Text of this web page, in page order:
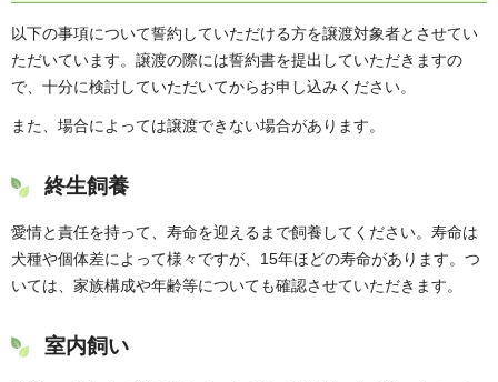
以下の事項について誓約していただける方を譲渡対象者とさせてい
ただいています。譲渡の際には誓約書を提出していただきますの
で、十分に検討していただいてからお申し込みください。
また、場合によっては譲渡できない場合があります。
終生飼養
愛情と責任を持って、寿命を迎えるまで飼養してください。寿命は
犬種や個体差によって様々ですが、15年ほどの寿命があります。つ
いては、家族構成や年齢等についても確認させていただきます。
室内飼い